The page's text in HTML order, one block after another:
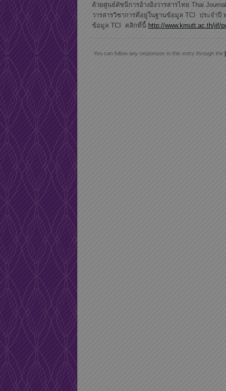
ด้วยศูนย์ดัชนีการอ้างอิงวารสารไทย Thai
วารสารวิชาการที่อยู่ในฐานข้อมูล TCI ประจำ
ข้อมูล TCI คลิกที่นี้ http://www.kmutt.ac.th/jif/
You can follow any responses to this entry through the